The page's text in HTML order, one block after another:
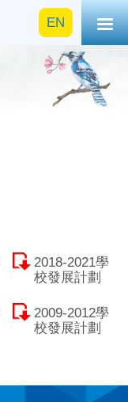
EN
2018-2021學
校發展計劃
2009-2012學
校發展計劃